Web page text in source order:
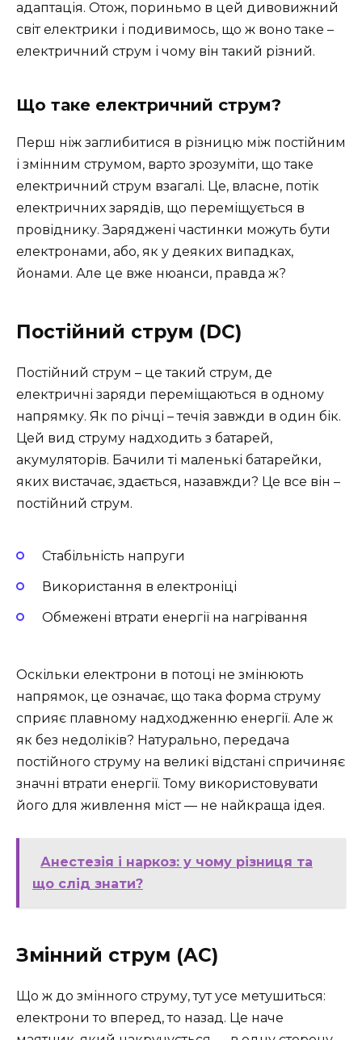
адаптація. Отож, пориньмо в цей дивовижний
світ електрики і подивимось, що ж воно таке –
електричний струм і чому він такий різний.
Що таке електричний струм?
Перш ніж заглибитися в різницю між постійним
і змінним струмом, варто зрозуміти, що таке
електричний струм взагалі. Це, власне, потік
електричних зарядів, що переміщується в
провіднику. Заряджені частинки можуть бути
електронами, або, як у деяких випадках,
йонами. Але це вже нюанси, правда ж?
Постійний струм (DC)
Постійний струм – це такий струм, де
електричні заряди переміщаються в одному
напрямку. Як по річці – течія завжди в один бік.
Цей вид струму надходить з батарей,
акумуляторів. Бачили ті маленькі батарейки,
яких вистачає, здається, назавжди? Це все він –
постійний струм.
Стабільність напруги
Використання в електроніці
Обмежені втрати енергії на нагрівання
Оскільки електрони в потоці не змінюють
напрямок, це означає, що така форма струму
сприяє плавному надходженню енергії. Але ж
як без недоліків? Натурально, передача
постійного струму на великі відстані спричиняє
значні втрати енергії. Тому використовувати
його для живлення міст — не найкраща ідея.
Анестезія і наркоз: у чому різниця та
що слід знати?
Змінний струм (AC)
Що ж до змінного струму, тут усе метушиться:
електрони то вперед, то назад. Це наче